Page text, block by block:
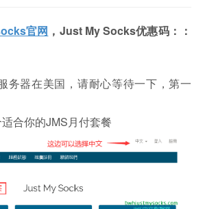
官网 ，Just My Socks优惠码：：
务器在美国，请耐心等待一下，第一
合你的JMS月付套餐